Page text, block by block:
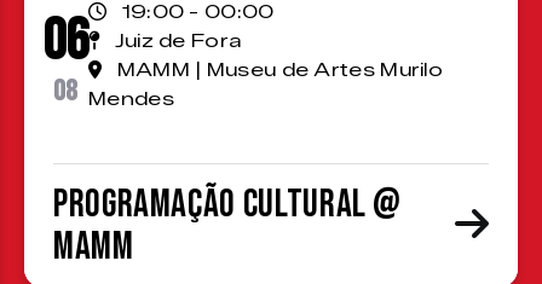
06
08
19:00 - 00:00
Juiz de Fora
MAMM | Museu de Artes Murilo
Mendes
Programação cultural @
MAMM